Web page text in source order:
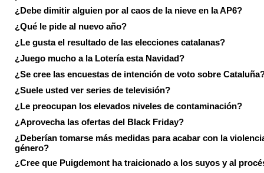
¿Debe dimitir alguien por al caos de la nieve en la AP6?
¿Qué le pide al nuevo año?
¿Le gusta el resultado de las elecciones catalanas?
¿Juego mucho a la Lotería esta Navidad?
¿Se cree las encuestas de intención de voto sobre
¿Suele usted ver series de televisión?
¿Le preocupan los elevados niveles de contaminación?
¿Aprovecha las ofertas del Black Friday?
¿Deberían tomarse más medidas para acabar con la
género?
¿Cree que Puigdemont ha traicionado a los suyos y al